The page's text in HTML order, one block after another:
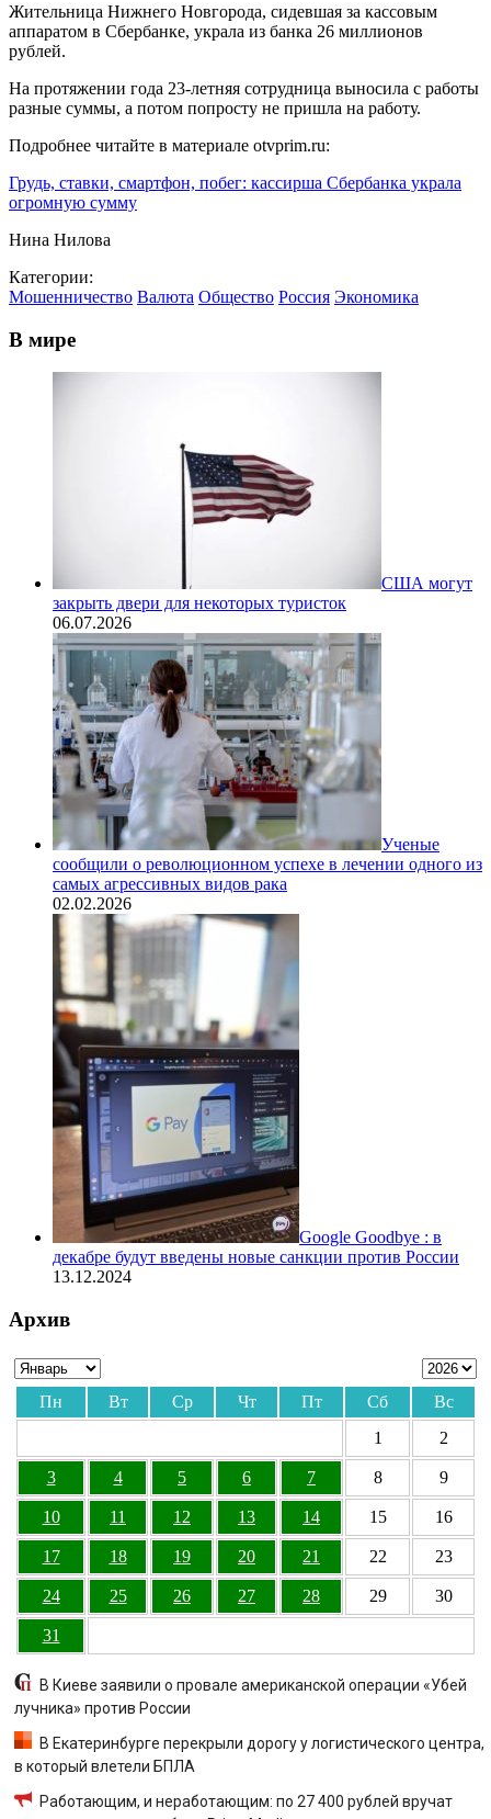
Жительница Нижнего Новгорода, сидевшая за кассовым
аппаратом в Сбербанке, украла из банка 26 миллионов
рублей.
На протяжении года 23-летняя сотрудница выносила с работы
разные суммы, а потом попросту не пришла на работу.
Подробнее читайте в материале otvprim.ru:
Грудь, ставки, смартфон, побег: кассирша Сбербанка украла
огромную сумму
Нина Нилова
Категории:
Мошенничество Валюта Общество Россия Экономика
В мире
США могут
закрыть двери для некоторых туристок
06.07.2026
Ученые
сообщили о революционном успехе в лечении одного из
самых агрессивных видов рака
02.02.2026
Google Goodbye : в
декабре будут введены новые санкции против России
13.12.2024
Архив
Пн Вт Ср Чт Пт Сб
Вс
1
2
3 4 5 6 7 8 9
10 11 12 13 14 15 16
17 18 19 20 21 22 23
24 25 26 27 28 29 30
31
В Киеве заявили о провале американской операции «Убей
лучника» против России
В Екатеринбурге перекрыли дорогу у логистического центра,
в который влетели БПЛА
Работающим, и неработающим: по 27 400 рублей вручат